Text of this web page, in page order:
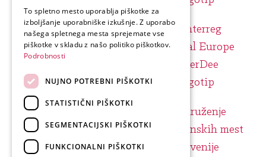
GERMAN
ITALIAN
To spletno mesto uporablja piškotke za
izboljšanje uporabniške izkušnje. Z uporabo
našega spletnega mesta sprejemate vse
piškotke v skladu z našo politiko piškotkov.
Podrobnosti
NUJNO POTREBNI PIŠKOTKI
STATISTIČNI PIŠKOTKI
SEGMENTACIJSKI PIŠKOTKI
FUNKCIONALNI PIŠKOTKI